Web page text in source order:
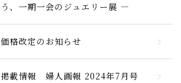
う、一期一会のジュエリー展 —
価格改定のお知らせ
掲載情報 婦人画報 2024年7月号